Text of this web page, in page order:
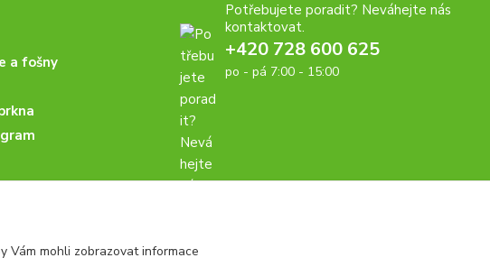
a fošny
Potřebujete poradit? Neváhejte nás
kontaktovat.
+420 728 600 625
po - pá 7:00 - 15:00
Vám mohli zobrazovat informace